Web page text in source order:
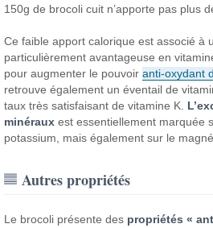
150g de brocoli cuit n’apporte pas plus
Ce faible apport calorique est associé à
particulièrement avantageuse en
pour augmenter le pouvoiranti-oxydant
retrouve également un éventail de
taux très satisfaisant de vitamine K.
minéraux est essentiellement marquée
potassium, mais également sur le
Autres propriétés
Le brocoli présente des propriétés «